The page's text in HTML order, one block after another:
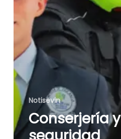
Notisevin
Conserjería y